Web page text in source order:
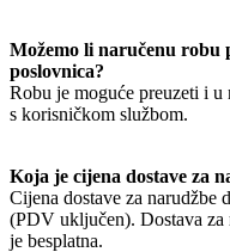
Možemo li naručenu robu
poslovnica?
Robu je moguće preuzeti i
s korisničkom službom.
Koja je cijena dostave za
Cijena dostave za narudžbe
(PDV uključen). Dostava za
je besplatna.